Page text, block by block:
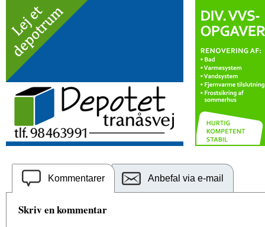
Kommentarer Anbefal via e-mail
Skriv en kommentar